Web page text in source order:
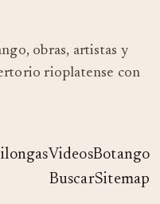
obras, artistas y
rioplatense con
VideosBotango
BuscarSitemap